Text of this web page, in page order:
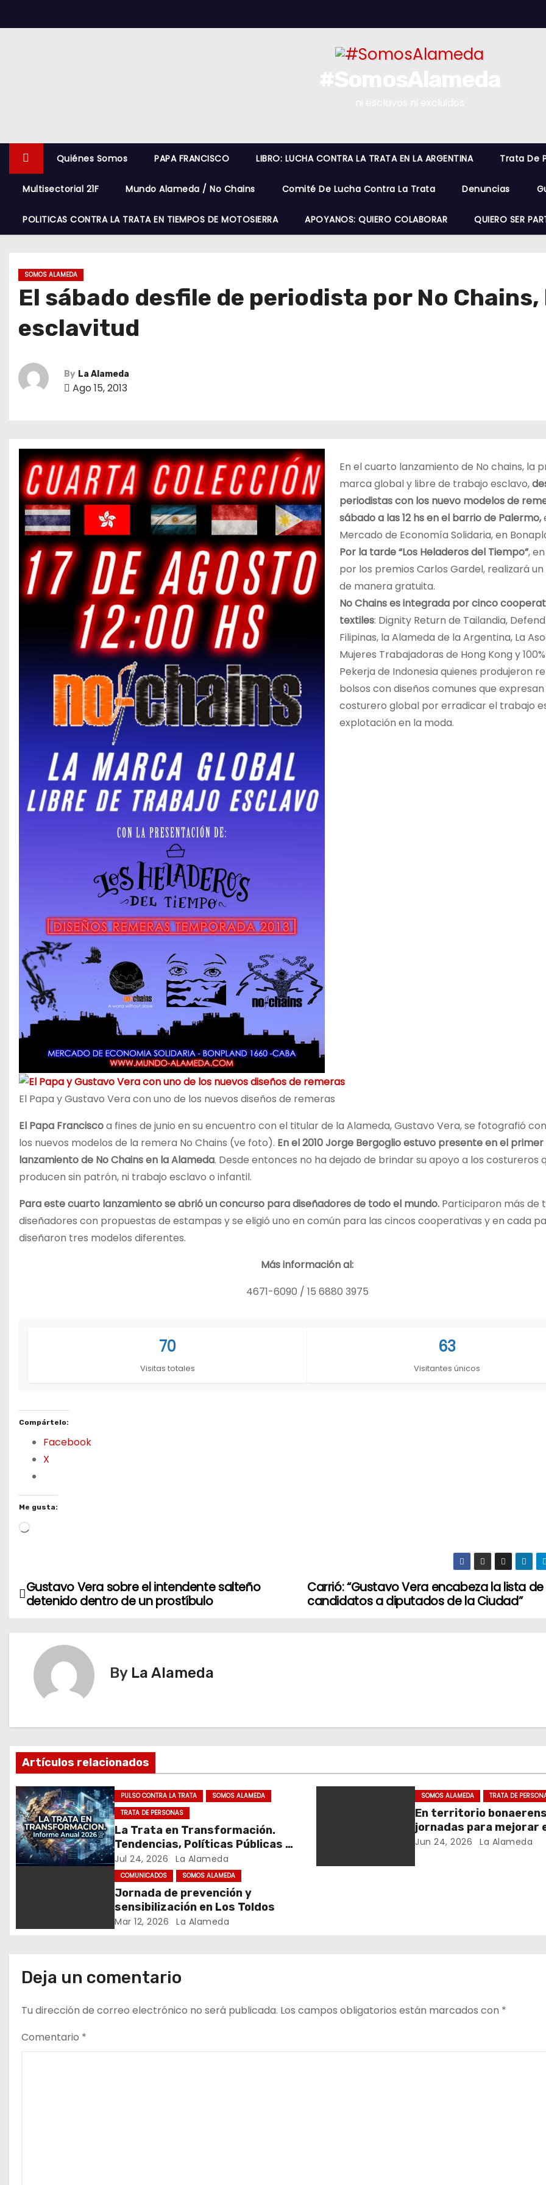
k
n
Quiénes Somos PAPA FRANCISCO LIBRO: LUCHA CONTRA LA TRATA EN LA ARGENTINA Trata De
Multisectorial 21F Mundo Alameda / No Chains Comité De Lucha Contra La Trata Denuncias
POLITICAS CONTRA LA TRATA EN TIEMPOS DE MOTOSIERRA APOYANOS: QUIERO COLABORAR QUIERO SER
SOMOS ALAMEDA
El sábado desfile de periodista por No
esclavitud
By La Alameda
Ago 15, 2013
En el cuarto lanzamiento de No chains, la
marca global y libre de trabajo esclavo,
periodistas con los nuevo modelos de
sábado a las 12 hs en el barrio de Palermo,
Mercado de Economía Solidaria, en
Por la tarde “Los Heladeros del Tiempo”,
por los premios Carlos Gardel, realizará
de manera gratuita.
No Chains es integrada por cinco
textiles: Dignity Return de Tailandia,
Filipinas, la Alameda de la Argentina, La
Mujeres Trabajadoras de Hong Kong y
Pekerja de Indonesia quienes produjeron
bolsos con diseños comunes que
costurero global por erradicar el trabajo
explotación en la moda.
El Papa y Gustavo Vera con uno de los nuevos diseños de remeras
El Papa Franciscoa fines de junio en su encuentro con el titular de la Alameda, Gustavo Vera, se fotografió
los nuevos modelos de la remera No Chains (ve foto). En el 2010 Jorge Bergoglio estuvo presente en el primer
lanzamiento de No Chains en la Alameda. Desde entonces no ha dejado de brindar su apoyo a los costureros
producen sin patrón, ni trabajo esclavo o infantil.
Para este cuarto lanzamiento se abrió un concurso para diseñadores de todo el mundo. Participaron más de
diseñadores con propuestas de estampas y se eligió uno en común para las cincos cooperativas y en cada
diseñaron tres modelos diferentes.
Más información al:
4671-6090 / 15 6880 3975
70
Visitas totales
63
Visitantes únicos
Compártelo:
Facebook
X
Me gusta:
L
i
N
c
i
ó
n
d
e
n
r
a
d
Carrió: “Gustavo Vera encabeza la lista de
candidatos a diputados de la Ciudad”
Gustavo Vera sobre el intendente salteño
detenido dentro de un prostíbulo
By La Alameda
Artículos relacionados
PULSO CONTRA LA TRATA
SOMOS ALAMEDA
TRATA DE PERSONAS
La Trata en Transformación.
Tendencias, Políticas Públicas y
Nuevos Desafíos. Argentina y el
Mundo – Julio 2026
Jul 24, 2026 La Alameda
SOMOS ALAMEDA TRATA DE
En territorio
jornadas para mejorar
cuidado en comunidad
Jun 24, 2026 La Alameda
COMUNICADOS SOMOS ALAMEDA
Jornada de prevención y
sensibilización en Los Toldos
Mar 12, 2026 La Alameda
Deja un comentario
Tu dirección de correo electrónico no será publicada. Los campos obligatorios están marcados con *
Comentario *